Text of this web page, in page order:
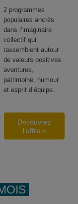
2 programmes
populaires ancrés
dans l’imaginaire
collectif qui
rassemblent autour
de valeurs positives :
aventures,
patrimoine, humour
et esprit d’équipe.
Découvrez
l’offre »